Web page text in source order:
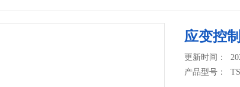
应变控
更新时间：
产品型号：